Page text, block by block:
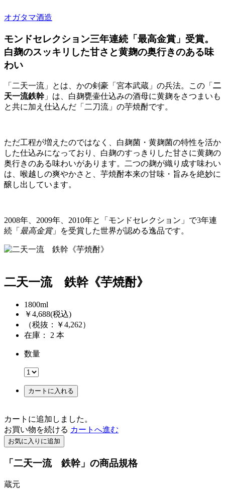
オガタマ酒造
モンドセレクション三年連続「最高金賞」受賞。
白麹のスッキリした甘さと黄麹の奥行きのある味
わい
「二天一流」とは、かの剣豪「宮本武蔵」の兵法。この「 二
天一流鉄幹」は、白麹甕壷仕込みの酒母に黄麹をさつまいも
と共に加え仕込んだ「二刀流」の芋焼酎です。
ただ工程が増えたのではなく、白麹菌・黄麹菌の特性を活か
した仕込みになっており、白麹のすっきりした甘さに黄麹の
奥行きのある味わいがあります。二つの麹が織り成す味わい
は、喉越しの爽やかさと、芋焼酎本来の甘味・旨みを絶妙に
醸し出しています。
2008年、2009年、2010年と「モンドセレクション」で3年連
続「 最高金賞」を受賞した世界が認める逸品です。
二天一流 鉄幹《芋焼酎》
1800ml
￥4,688(税込)
（税抜：￥4,262）
在庫： 2 本
数量
カートに入れる
カートに追加しました。
お買い物を続ける カートへ進む
お気に入りに追加
「二天一流 鉄幹」の商品規格
蔵元